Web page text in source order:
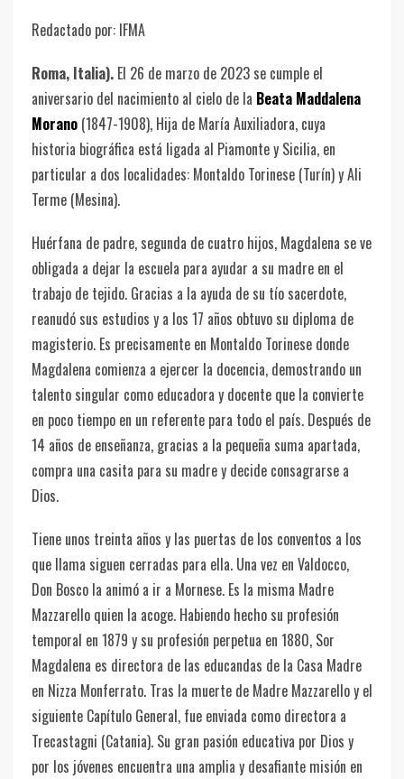
Redactado por: IFMA
Roma, Italia). El 26 de marzo de 2023 se cumple el
aniversario del nacimiento al cielo de la Beata Maddalena
Morano (1847-1908), Hija de María Auxiliadora, cuya
historia biográfica está ligada al Piamonte y Sicilia, en
particular a dos localidades: Montaldo Torinese (Turín) y Ali
Terme (Mesina).
Huérfana de padre, segunda de cuatro hijos, Magdalena se ve
obligada a dejar la escuela para ayudar a su madre en el
trabajo de tejido. Gracias a la ayuda de su tío sacerdote,
reanudó sus estudios y a los 17 años obtuvo su diploma de
magisterio. Es precisamente en Montaldo Torinese donde
Magdalena comienza a ejercer la docencia, demostrando un
talento singular como educadora y docente que la convierte
en poco tiempo en un referente para todo el país. Después de
14 años de enseñanza, gracias a la pequeña suma apartada,
compra una casita para su madre y decide consagrarse a
Dios.
Tiene unos treinta años y las puertas de los conventos a los
que llama siguen cerradas para ella. Una vez en Valdocco,
Don Bosco la animó a ir a Mornese. Es la misma Madre
Mazzarello quien la acoge. Habiendo hecho su profesión
temporal en 1879 y su profesión perpetua en 1880, Sor
Magdalena es directora de las educandas de la Casa Madre
en Nizza Monferrato. Tras la muerte de Madre Mazzarello y el
siguiente Capítulo General, fue enviada como directora a
Trecastagni (Catania). Su gran pasión educativa por Dios y
por los jóvenes encuentra una amplia y desafiante misión en